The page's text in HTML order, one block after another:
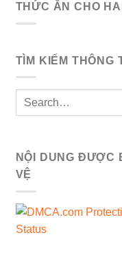
THỨC ĂN CHO
TÌM KIẾM THÔNG
NỘI DUNG ĐƯỢC
VỆ